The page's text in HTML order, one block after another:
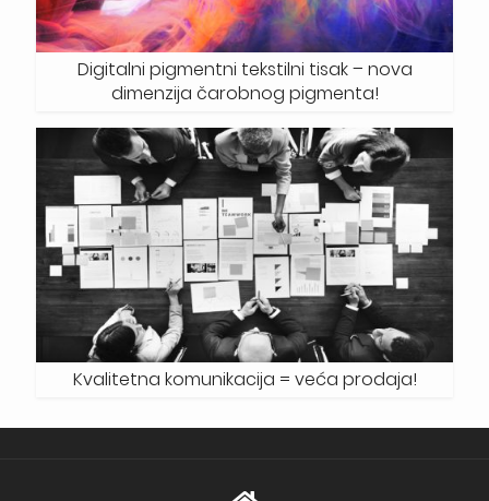
Digitalni pigmentni tekstilni tisak – nova
dimenzija čarobnog pigmenta!
Kvalitetna komunikacija = veća prodaja!